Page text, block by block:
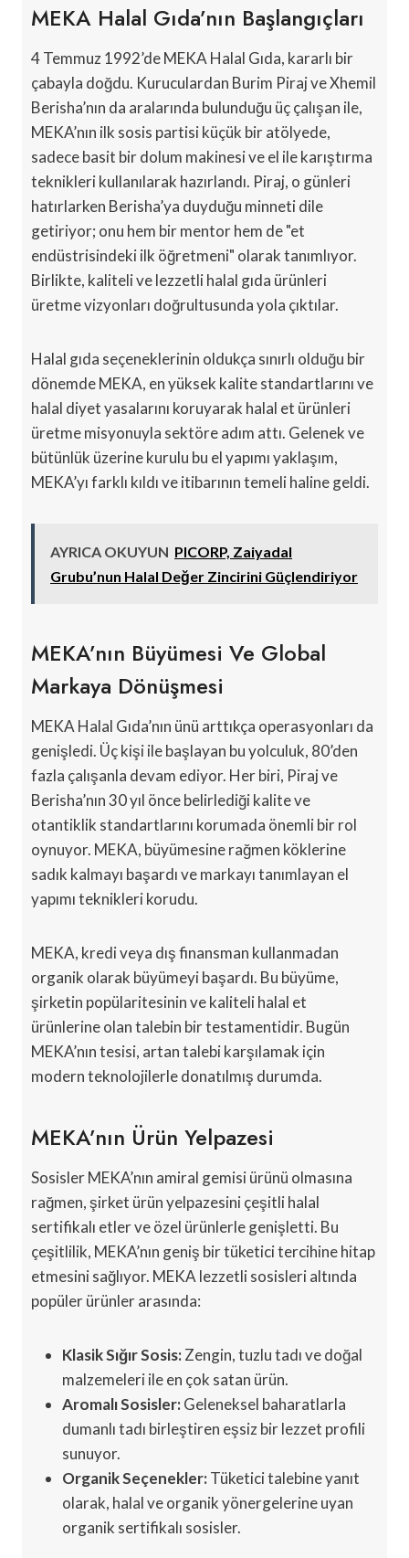
MEKA Halal Gıda’nın Başlangıçları
4 Temmuz 1992’de MEKA Halal Gıda, kararlı bir
çabayla doğdu. Kuruculardan Burim Piraj ve Xhemil
Berisha’nın da aralarında bulunduğu üç çalışan ile,
MEKA’nın ilk sosis partisi küçük bir atölyede,
sadece basit bir dolum makinesi ve el ile karıştırma
teknikleri kullanılarak hazırlandı. Piraj, o günleri
hatırlarken Berisha’ya duyduğu minneti dile
getiriyor; onu hem bir mentor hem de "et
endüstrisindeki ilk öğretmeni" olarak tanımlıyor.
Birlikte, kaliteli ve lezzetli halal gıda ürünleri
üretme vizyonları doğrultusunda yola çıktılar.
Halal gıda seçeneklerinin oldukça sınırlı olduğu bir
dönemde MEKA, en yüksek kalite standartlarını ve
halal diyet yasalarını koruyarak halal et ürünleri
üretme misyonuyla sektöre adım attı. Gelenek ve
bütünlük üzerine kurulu bu el yapımı yaklaşım,
MEKA’yı farklı kıldı ve itibarının temeli haline geldi.
AYRICA OKUYUN PICORP, Zaiyadal
Grubu’nun Halal Değer Zincirini Güçlendiriyor
MEKA’nın Büyümesi Ve Global
Markaya Dönüşmesi
MEKA Halal Gıda’nın ünü arttıkça operasyonları da
genişledi. Üç kişi ile başlayan bu yolculuk, 80’den
fazla çalışanla devam ediyor. Her biri, Piraj ve
Berisha’nın 30 yıl önce belirlediği kalite ve
otantiklik standartlarını korumada önemli bir rol
oynuyor. MEKA, büyümesine rağmen köklerine
sadık kalmayı başardı ve markayı tanımlayan el
yapımı teknikleri korudu.
MEKA, kredi veya dış finansman kullanmadan
organik olarak büyümeyi başardı. Bu büyüme,
şirketin popülaritesinin ve kaliteli halal et
ürünlerine olan talebin bir testamentidir. Bugün
MEKA’nın tesisi, artan talebi karşılamak için
modern teknolojilerle donatılmış durumda.
MEKA’nın Ürün Yelpazesi
Sosisler MEKA’nın amiral gemisi ürünü olmasına
rağmen, şirket ürün yelpazesini çeşitli halal
sertifikalı etler ve özel ürünlerle genişletti. Bu
çeşitlilik, MEKA’nın geniş bir tüketici tercihine hitap
etmesini sağlıyor. MEKA lezzetli sosisleri altında
popüler ürünler arasında:
Klasik Sığır Sosis:Zengin, tuzlu tadı ve doğal
malzemeleri ile en çok satan ürün.
Aromalı Sosisler:Geleneksel baharatlarla
dumanlı tadı birleştiren eşsiz bir lezzet profili
sunuyor.
Organik Seçenekler:Tüketici talebine yanıt
olarak, halal ve organik yönergelerine uyan
organik sertifikalı sosisler.